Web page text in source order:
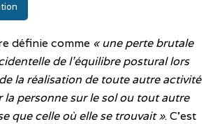
définie comme « une perte brutale
de l’équilibre postural lors
la réalisation de toute autre activité
personne sur le sol ou tout autre
que celle où elle se trouvait ». C’est